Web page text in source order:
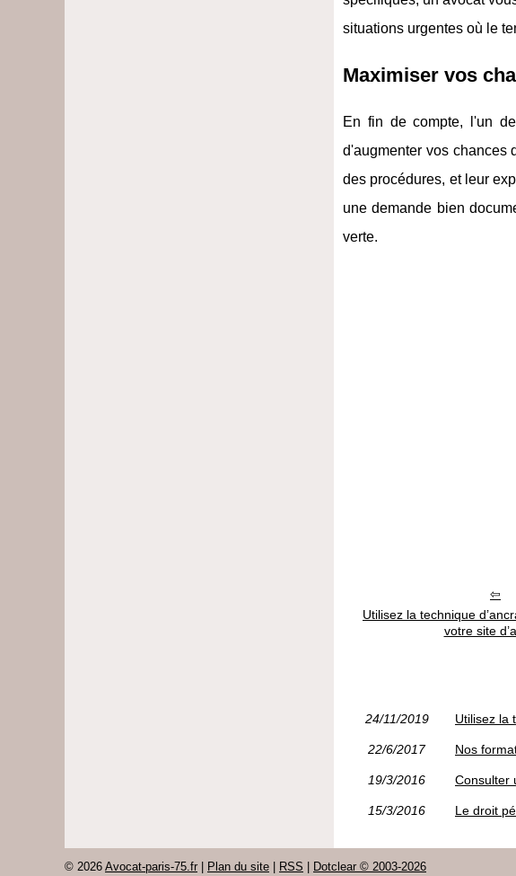
situations urgentes où le
Maximiser vos
En fin de compte, l'un
d'augmenter vos chances
des procédures, et leur
une demande bien
verte.
Utilisez la technique
votre site
24/11/2019 Utilisez la
22/6/2017 Nos
19/3/2016 Consulter
15/3/2016 Le droit
© 2026 Avocat-paris-75.fr Plan du site RSS Dotclear © 2003-2026